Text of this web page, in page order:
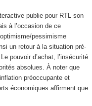
publie pour RTL son
à l’occasion de ce
pessimisme
un retour à la situation pré-
pouvoir d’achat, l’insécurité
absolues. À noter que
préoccupante et
économiques affirment que